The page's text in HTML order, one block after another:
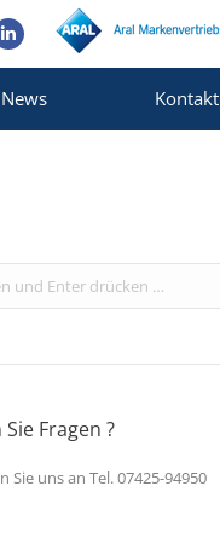
Linkedin
News Kontakt
Fragen ?
Sie uns an Tel. 07425-94950
uns auf: